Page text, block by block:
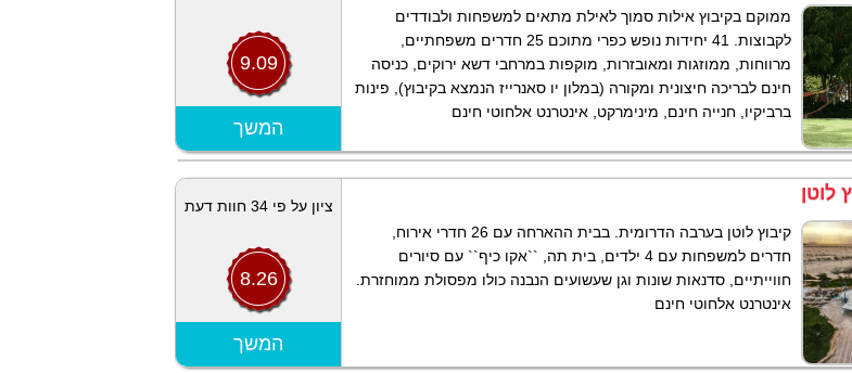
9.09
הצג מפה
המשך
ממוקם בקיבוץ אילות סמוך לאילת מתאים למשפחות ולבודדים
לקבוצות. 41 יחידות נופש כפרי מתוכם 25 חדרים משפחתיים,
מרווחות, ממוזגות ומאובזרות, מוקפות במרחבי דשא ירוקים, כניסה
חינם לבריכה חיצונית ומקורה (במלון יו סאנרייז הנמצא בקיבוץ), פינות
ברביקיו, חנייה חינם, מינימרקט, אינטרנט אלחוטי חינם
ציון על פי 34 חוות דעת
8.26
הצג מפה
המשך
לוטן
קיבוץ לוטן בערבה הדרומית. בבית ההארחה עם 26 חדרי אירוח,
חדרים למשפחות עם 4 ילדים, בית תה, ``אקו כיף`` עם סיורים
חווייתיים, סדנאות שונות וגן שעשועים הנבנה כולו מפסולת ממוחזרת.
אינטרנט אלחוטי חינם